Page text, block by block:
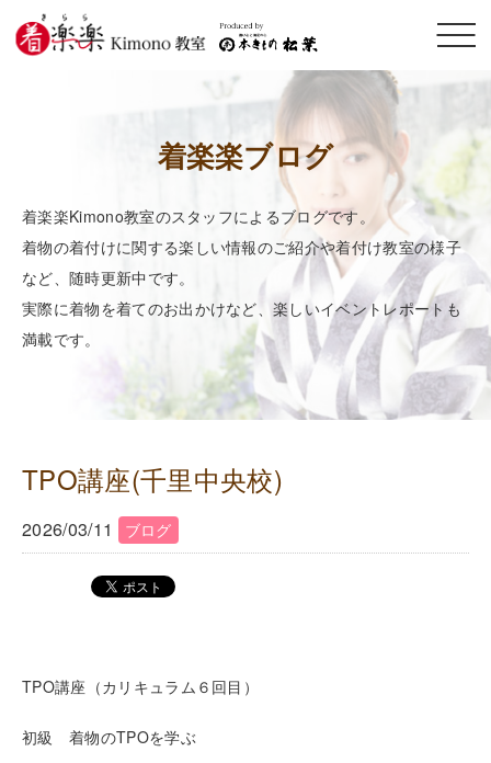
メニ
着楽楽ブログ
着楽楽Kimono教室のスタッフによるブログです。
着物の着付けに関する楽しい情報のご紹介や着付け教室の様子
など、随時更新中です。
実際に着物を着てのお出かけなど、楽しいイベントレポートも
満載です。
TPO講座(千里中央校)
2026/03/11 ブログ
TPO講座（カリキュラム６回目）
初級 着物のTPOを学ぶ